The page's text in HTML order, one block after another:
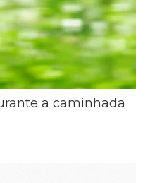
a caminhada